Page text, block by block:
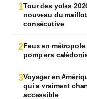
1Tour des yoles
nouveau du
consécutive
2Feux en
pompiers
3Voyager en
qui a vraiment
accessible